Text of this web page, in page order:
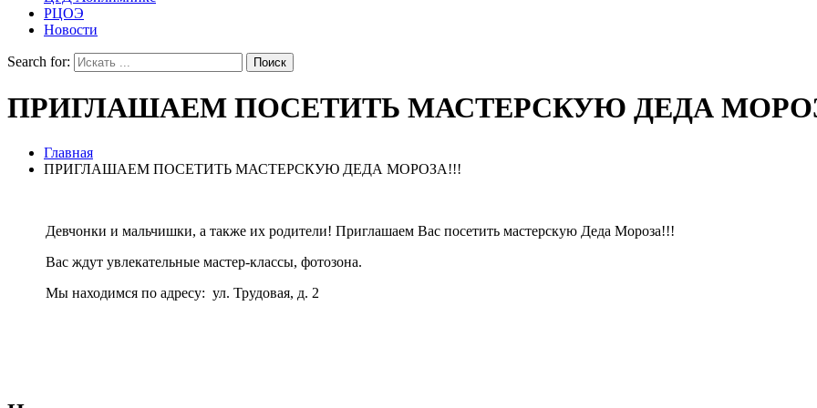
РЦОЭ
Новости
Search for:
ПРИГЛАШАЕМ ПОСЕТИТЬ МАСТЕРСКУЮ ДЕДА
Главная
ПРИГЛАШАЕМ ПОСЕТИТЬ МАСТЕРСКУЮ ДЕДА МОРОЗА!!!
Девчонки и мальчишки, а также их родители! Приглашаем Вас посетить мастерскую Деда Мороза!!!
Вас ждут увлекательные мастер-классы, фотозона.
Мы находимся по адресу: ул. Трудовая, д. 2